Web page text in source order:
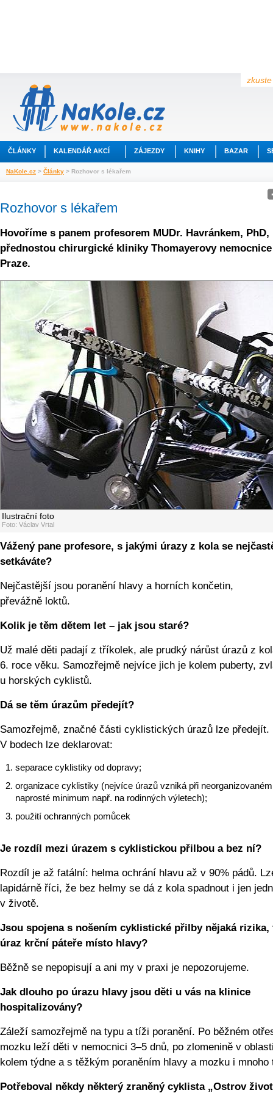
ČLÁNKY KALENDÁŘ AKCÍ ZÁJEZDY KNIHY BAZAR
NaKole.cz > Články > Rozhovor s lékařem
Rozhovor s lékařem
Hovoříme s panem profesorem MUDr. Havránkem, PhD,
přednostou chirurgické kliniky Thomayerovy
Praze.
Ilustrační foto
Foto: Václav Vrtal
Vážený pane profesore, s jakými úrazy z kola se
setkáváte?
Nejčastější jsou poranění hlavy a horních končetin,
převážně loktů.
Kolik je těm dětem let – jak jsou staré?
Už malé děti padají z tříkolek, ale prudký nárůst úrazů z
6. roce věku. Samozřejmě nejvíce jich je kolem puberty,
u horských cyklistů.
Dá se těm úrazům předejít?
Samozřejmě, značné části cyklistických úrazů lze předejít.
V bodech lze deklarovat:
separace cyklistiky od dopravy;
organizace cyklistiky (nejvíce úrazů vzniká při
naprosté minimum např. na rodinných výletech);
použití ochranných pomůcek
Je rozdíl mezi úrazem s cyklistickou přilbou a bez ní?
Rozdíl je až fatální: helma ochrání hlavu až v 90% pádů.
lapidárně říci, že bez helmy se dá z kola spadnout i jen
v životě.
Jsou spojena s nošením cyklistické přilby nějaká rizika,
úraz krční páteře místo hlavy?
Běžně se nepopisují a ani my v praxi je nepozorujeme.
Jak dlouho po úrazu hlavy jsou děti u vás na klinice
hospitalizovány?
Záleží samozřejmě na typu a tíži poranění. Po běžném
mozku leží děti v nemocnici 3–5 dnů, po zlomenině v
kolem týdne a s těžkým poraněním hlavy a mozku i mnoho
Potřeboval někdy některý zraněný cyklista „Ostrov